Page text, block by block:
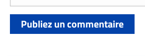
Publiez un commentaire